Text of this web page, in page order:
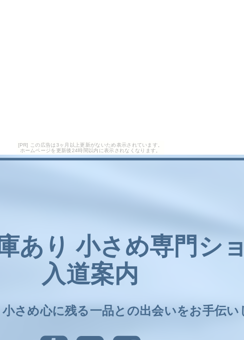
[PR] この広告は3ヶ月以上更新がないため表示されています。
ホームページを更新後24時間以内に表示されなくなります。
あり 小さめ専門シ
入道案内
さめ心に残る一品との出会いをお手伝い